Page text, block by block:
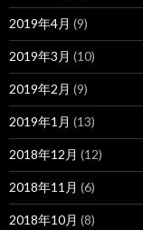
2019年4月 (9)
2019年3月 (10)
2019年2月 (9)
2019年1月 (13)
2018年12月 (12)
2018年11月 (6)
2018年10月 (8)